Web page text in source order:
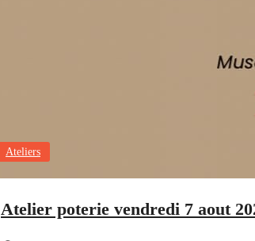
Ateliers
Atelier poterie vendredi 7 aout